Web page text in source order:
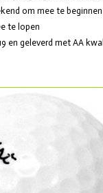
om mee te
te lopen
en geleverd met AA